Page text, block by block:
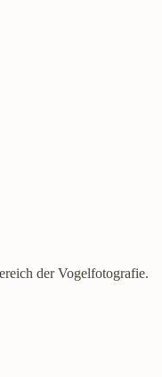
der Vogelfotografie.